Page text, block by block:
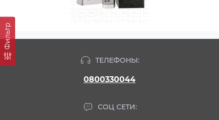
Фильтр
ТЕЛЕФОНЫ:
0800330044
СОЦ СЕТИ: